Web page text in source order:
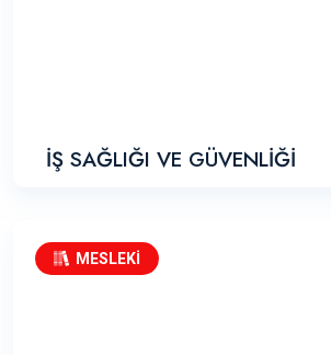
İŞ SAĞLIĞI VE GÜVENLİĞİ
MESLEKİ